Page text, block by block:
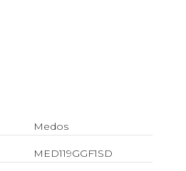
Medos
MED119GGF1SD